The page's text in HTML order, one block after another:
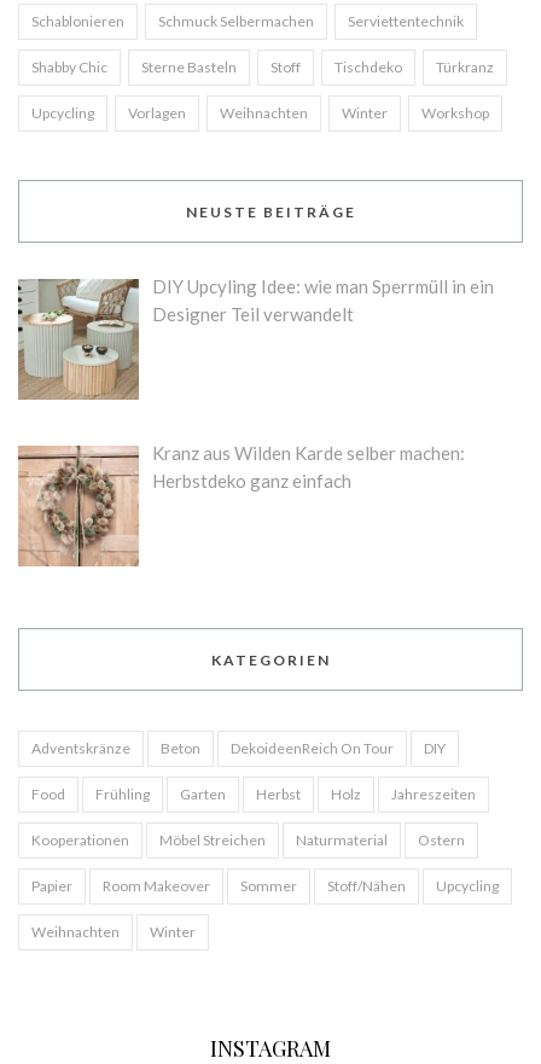
Schablonieren Schmuck Selbermachen Serviettentechnik
Shabby Chic Sterne Basteln Stoff Tischdeko Türkranz
Upcycling Vorlagen Weihnachten Winter Workshop
NEUSTE BEITRÄGE
DIY Upcyling Idee: wie man Sperrmüll in ein
Designer Teil verwandelt
Kranz aus Wilden Karde selber machen:
Herbstdeko ganz einfach
KATEGORIEN
Adventskränze Beton DekoideenReich On Tour DIY
Food Frühling Garten Herbst Holz Jahreszeiten
Kooperationen Möbel Streichen Naturmaterial Ostern
Papier Room Makeover Sommer Stoff/Nähen Upcycling
Weihnachten Winter
INSTAGRAM